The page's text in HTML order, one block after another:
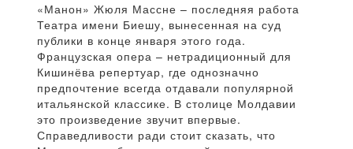
«Манон» Жюля Массне – последняя работа
Театра имени Биешу, вынесенная на суд
публики в конце января этого года.
Французская опера – нетрадиционный для
Кишинёва репертуар, где однозначно
предпочтение всегда отдавали популярной
итальянской классике. В столице Молдавии
это произведение звучит впервые.
Справедливости ради стоит сказать, что